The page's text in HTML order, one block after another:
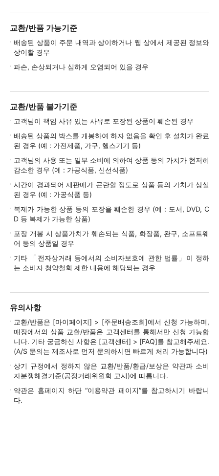
교환/반품 가능기준
배송된 상품이 주문 내역과 상이하거나 웹 상에서 제공된 정보와
상이할 경우
파손, 손상되거나 심하게 오염되어 있을 경우
교환/반품 불가기준
고객님이 책임 사유 있는 사유로 포장된 상품이 훼손된 경우
배송된 상품의 박스를 개봉하여 하자 없음을 확인 후 설치가 완료
된 경우 (예 : 가전제품, 가구, 헬스기기 등)
고객님의 사용 또는 일부 소비에 의하여 상품 등의 가치가 현저히
감소한 경우 (예 : 가공식품, 신선식품)
시간이 경과되어 재판매가 곤란할 정도로 상품 등의 가치가 상실
된 경우 (예 : 가공식품 등)
복제가 가능한 상품 등의 포장을 훼손한 경우 (예 : 도서, DVD, C
D 등 복제가 가능한 상품)
포장 개봉 시 상품가치가 훼손되는 식품, 화장품, 완구, 소프트웨
어 등의 상품일 경우
기타 「전자상거래 등에서의 소비자보호에 관한 법률」이 정하
는 소비자 청약철회 제한 내용에 해당되는 경우
유의사항
교환/반품은 [마이페이지] > [주문배송조회]에서 신청 가능하며,
매장에서의 상품 교환/반품은 고객센터를 통해서만 신청 가능합
니다. 기타 궁금하신 사항은 [고객센터] > [FAQ]를 참고해주세요.
(A/S 문의는 제조사로 먼저 문의하시면 빠르게 처리 가능합니다)
상기 규정에서 정하지 않은 교환/반품/환급/보상은 약관과 소비
자분쟁해결기준(공정거래위원회 고시)에 따릅니다.
약관은 홈페이지 하단 “이용약관 페이지”를 참고하시기 바랍니
다.